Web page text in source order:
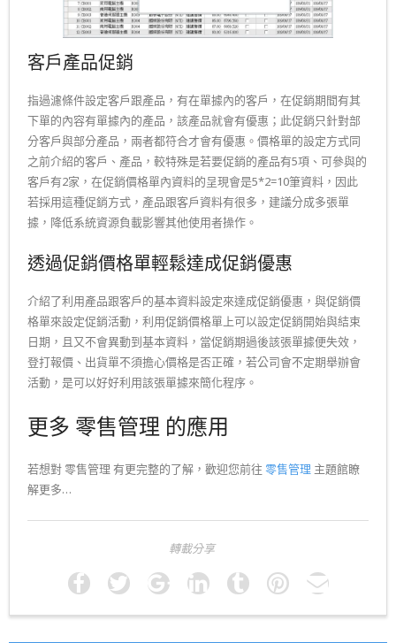
客戶產品促銷
指過濾條件設定客戶跟產品，有在單據內的客戶，在促銷期間有其
下單的內容有單據內的產品，該產品就會有優惠；此促銷只針對部
分客戶與部分產品，兩者都符合才會有優惠。價格單的設定方式同
之前介紹的客戶、產品，較特殊是若要促銷的產品有5項、可參與的
客戶有2家，在促銷價格單內資料的呈現會是5*2=10筆資料，因此
若採用這種促銷方式，產品跟客戶資料有很多，建議分成多張單
據，降低系統資源負載影響其他使用者操作。
透過促銷價格單輕鬆達成促銷優惠
介紹了利用產品跟客戶的基本資料設定來達成促銷優惠，與促銷價
格單來設定促銷活動，利用促銷價格單上可以設定促銷開始與結束
日期，且又不會異動到基本資料，當促銷期過後該張單據便失效，
登打報價、出貨單不須擔心價格是否正確，若公司會不定期舉辦會
活動，是可以好好利用該張單據來簡化程序。
更多 零售管理 的應用
若想對 零售管理 有更完整的了解，歡迎您前往 零售管理 主題館瞭
解更多…
轉載分享